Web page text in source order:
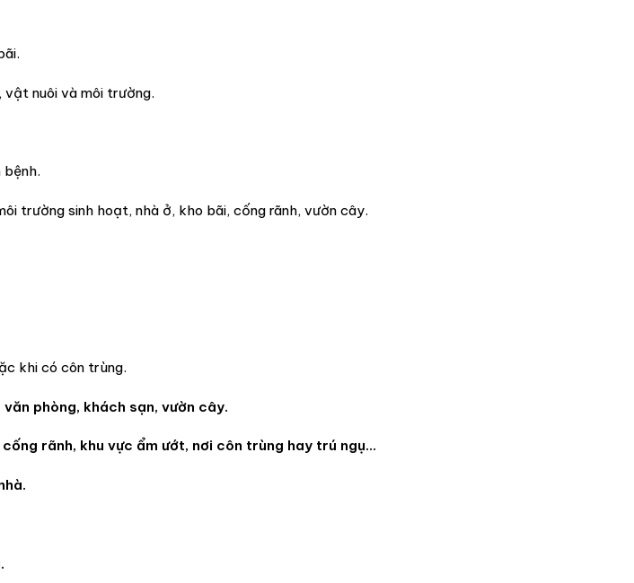
nuôi và môi trường.
trường sinh hoạt, nhà ở, kho bãi, cống rãnh, vườn cây.
khi có côn trùng.
phòng, khách sạn, vườn cây.
rãnh, khu vực ẩm ướt, nơi côn trùng hay trú ngụ…